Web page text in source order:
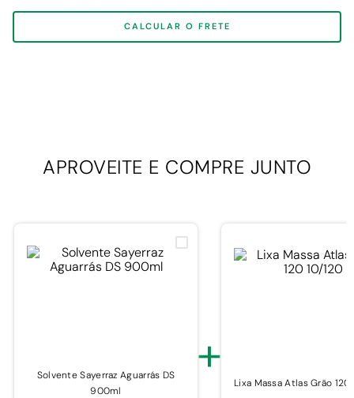
CALCULAR O FRETE
APROVEITE E COMPRE JUNTO
Solvente Sayerraz Aguarrás DS
900ml
+ Lixa Massa Atlas Grão 120